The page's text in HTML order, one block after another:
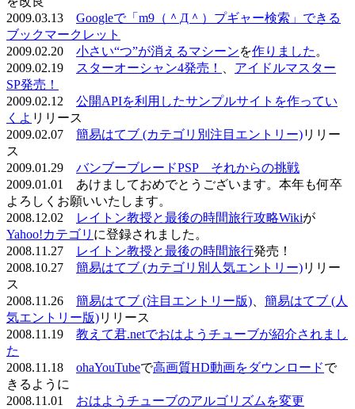
2009.03.13 Googleで「m9（＾Д＾）プギャー検索」できる
ブックマークレット
2009.02.20 小さい“つ”が消えるマシーンを作りました 。
2009.02.19
スターオーシャン4発売！
アイドルマスター
SP発売！
2009.02.12 公開APIを利用したサンプルサイトを作ってい
くよ リリース
2009.02.07 簡易はてブ (カテゴリ別注目エントリー)リリー
ス
2009.01.29 バンブーブレードPSP それからの挑戦
2009.01.01 あけましておめでとうございます。本年も何卒
よろしくお願いいたします。
2008.12.02
レイトン教授と最後の時間旅行攻略Wikiが
Yahoo!カテゴリ に登録されました。
2008.11.27
レイトン教授と最後の時間旅行発売！
2008.10.27 簡易はてブ (カテゴリ別人気エントリー)リリー
ス
2008.11.26 簡易はてブ (注目エントリー版)
簡易はてブ (人
気エントリー版)リリース
2008.11.19 教えて君.netでおはようチューブが紹介されまし
た
2008.11.18 ohaYouTubeで高画質HD動画をダウンロードで
きるように
2008.11.01 おはようチューブのアルゴリズムを変更